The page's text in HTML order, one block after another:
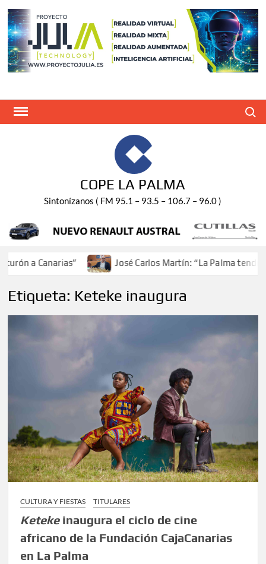
Saltar
contenido
COPE LA PALMA
Sintonízanos ( FM 95.1 – 93.5 – 106.7 – 96.0 )
a Canarias” José Carlos Martín: “La Palma tendrá
Etiqueta: Keteke inaugura
CULTURA Y FIESTAS TITULARES
Ketekeinaugura el ciclo de cine
africano de la Fundación CajaCanarias
en La Palma